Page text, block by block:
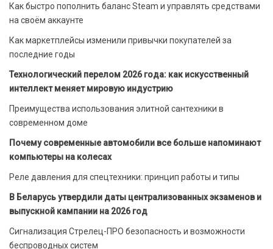
Как быстро пополнить баланс Steam и управлять средствами
на своём аккаунте
Как маркетплейсы изменили привычки покупателей за
последние годы
Технологический перелом 2026 года: как искусственный
интеллект меняет мировую индустрию
Преимущества использования элитной сантехники в
современном доме
Почему современные автомобили все больше напоминают
компьютеры на колесах
Реле давления для спецтехники: принцип работы и типы
В Беларусь утвердили даты централизованных экзаменов и
выпускной кампании на 2026 год
Сигнализация Стрелец-ПРО безопасность и возможности
беспроводных систем